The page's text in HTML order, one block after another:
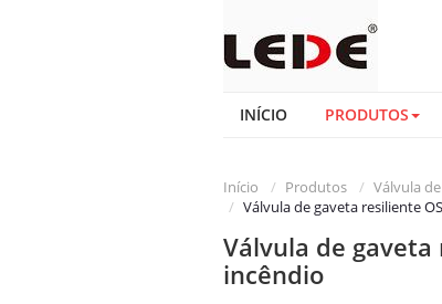
INÍCIO PRODUTOS
Início Produtos
Válvula
Válvula de gaveta resiliente
Válvula de
incêndio